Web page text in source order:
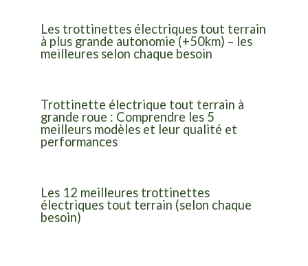
Les trottinettes électriques tout terrain
à plus grande autonomie (+50km) – les
meilleures selon chaque besoin
Trottinette électrique tout terrain à
grande roue : Comprendre les 5
meilleurs modèles et leur qualité et
performances
Les 12 meilleures trottinettes
électriques tout terrain (selon chaque
besoin)